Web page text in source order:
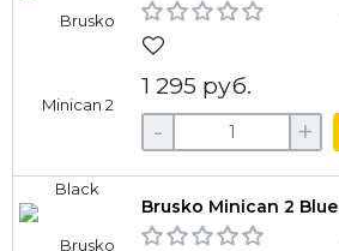
1 295 руб.
- +
Brusko Minican 2 Blue